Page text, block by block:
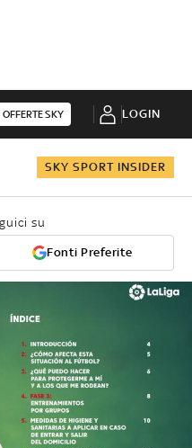
OFFERTE SKY LOGIN
SKY SPORT INSIDER
su
Fonti Preferite